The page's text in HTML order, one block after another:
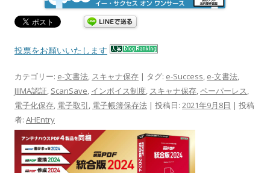
投票をお願いいたします
カテゴリー: e-文書法, スキャナ保存 | タグ: e-Success, e-文書法,
JIIMA認証, ScanSave, インボイス制度, スキャナ保存,ペーパーレス,
電子化保存, 電子取引, 電子帳簿保存法 | 投稿日: 2021年9月8日 | 投稿
者: AHEntry